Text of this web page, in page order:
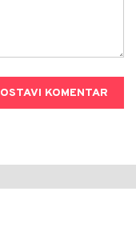
OSTAVI KOMENTAR